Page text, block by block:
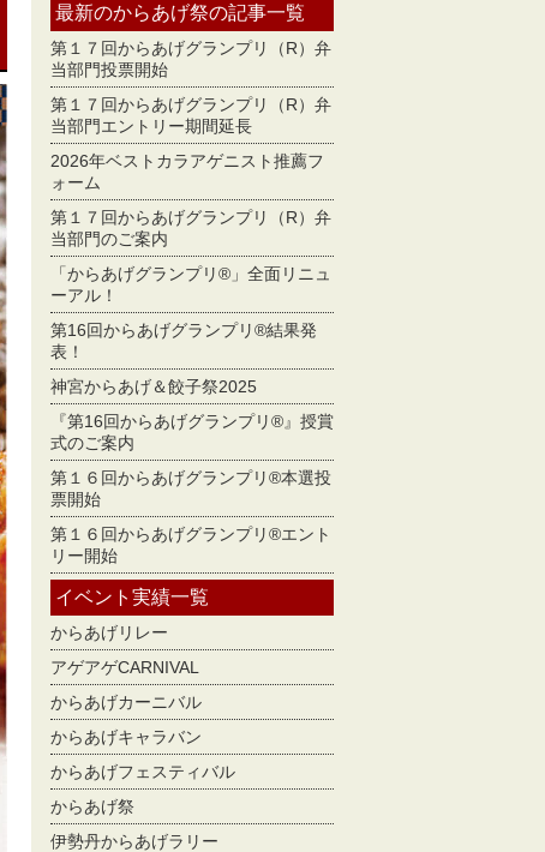
最新のからあげ祭の記事一覧
第１７回からあげグランプリ（R）弁
当部門投票開始
第１７回からあげグランプリ（R）弁
当部門エントリー期間延長
2026年ベストカラアゲニスト推薦フ
ォーム
第１７回からあげグランプリ（R）弁
当部門のご案内
「からあげグランプリ®」全面リニュ
ーアル！
第16回からあげグランプリ®結果発
表！
神宮からあげ＆餃子祭2025
『第16回からあげグランプリ®』授賞
式のご案内
第１６回からあげグランプリ®本選投
票開始
第１６回からあげグランプリ®エント
リー開始
イベント実績一覧
からあげリレー
アゲアゲCARNIVAL
からあげカーニバル
からあげキャラバン
からあげフェスティバル
からあげ祭
伊勢丹からあげラリー